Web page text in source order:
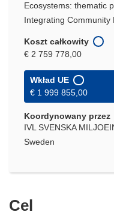
Ecosystems: thematic
Integrating Community
Koszt całkowity
€ 2 759 778,00
Wkład UE
€ 1 999 855,00
Koordynowany przez
IVL SVENSKA
Sweden
Cel